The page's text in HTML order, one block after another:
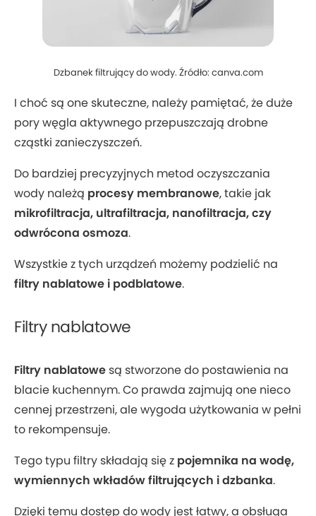
Dzbanek filtrujący do wody. Źródło: canva.com
I choć są one skuteczne, należy pamiętać, że duże
pory węgla aktywnego przepuszczają drobne
cząstki zanieczyszczeń.
Do bardziej precyzyjnych metod oczyszczania
wody należą procesy membranowe, takie jak
mikrofiltracja, ultrafiltracja, nanofiltracja, czy
odwrócona osmoza.
Wszystkie z tych urządzeń możemy podzielić na
filtry nablatowe i podblatowe.
Filtry nablatowe
Filtry nablatowe są stworzone do postawienia na
blacie kuchennym. Co prawda zajmują one nieco
cennej przestrzeni, ale wygoda użytkowania w pełni
to rekompensuje.
Tego typu filtry składają się z pojemnika na wodę,
wymiennych wkładów filtrujących i dzbanka.
Dzięki temu dostęp do wody jest łatwy, a obsługa